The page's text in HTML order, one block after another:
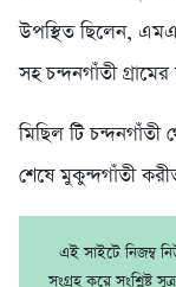
উপস্থিত ছিলেন,
সহ চন্দনগাঁতী
মিছিল টি
শেষে মুকুন্দগাঁতী
এই সাইটে নিজম্ব
সংগ্রহ করে সংশ্লিষ্ট